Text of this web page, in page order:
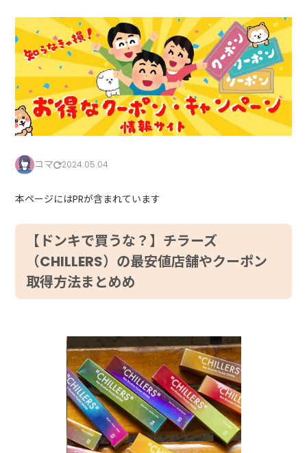
コマ 2024.05.04
本ページにはPRが含まれています
【ドンキで買うな？】チラーズ
（CHILLERS）の最安値店舗やクーポン
取得方法まとめめ